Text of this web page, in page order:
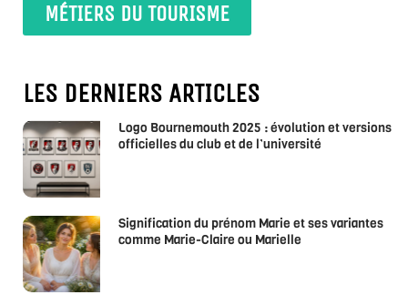
MÉTIERS DU TOURISME
LES DERNIERS ARTICLES
Logo Bournemouth 2025 : évolution et versions
officielles du club et de l’université
Signification du prénom Marie et ses variantes
comme Marie-Claire ou Marielle